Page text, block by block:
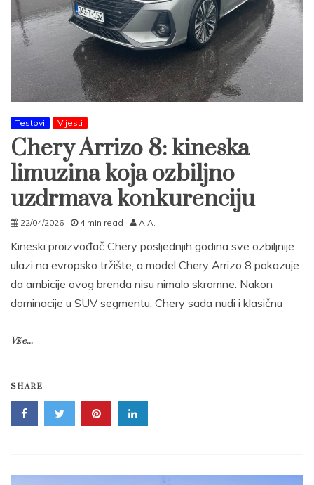
Testovi Vijesti
Chery Arrizo 8: kineska
limuzina koja ozbiljno
uzdrmava konkurenciju
22/04/2026 4 min read A.A.
Kineski proizvođač Chery posljednjih godina sve ozbiljnije
ulazi na evropsko tržište, a model Chery Arrizo 8 pokazuje
da ambicije ovog brenda nisu nimalo skromne. Nakon
dominacije u SUV segmentu, Chery sada nudi i klasičnu
Više...
SHARE